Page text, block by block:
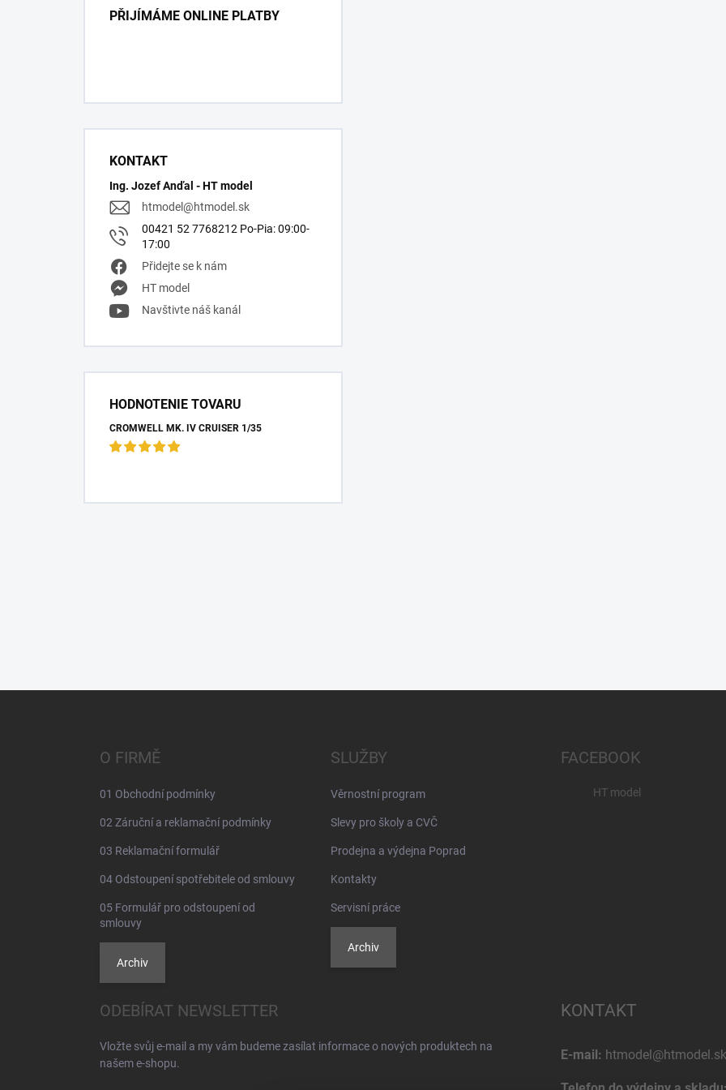
PŘIJÍMÁME ONLINE PLATBY
KONTAKT
Ing. Jozef Anďal - HT model
htmodel@htmodel.sk
00421 52 7768212 Po-Pia: 09:00-
17:00
Přidejte se k nám
HT model
Navštivte náš kanál
HODNOTENIE TOVARU
CROMWELL MK. IV CRUISER 1/35
O FIRMĚ
01 Obchodní podmínky
02 Záruční a reklamační podmínky
03 Reklamační formulář
04 Odstoupení spotřebitele od smlouvy
05 Formulář pro odstoupení od
smlouvy
Archiv
SLUŽBY
Věrnostní program
Slevy pro školy a CVČ
Prodejna a výdejna Poprad
Kontakty
Servisní práce
Archiv
FACEBOOK
HT model
ODEBÍRAT NEWSLETTER
Vložte svůj e-mail a my vám budeme zasílat informace o nových produktech na
našem e-shopu.
KONTAKT
E-mail: htmodel@htmodel.sk